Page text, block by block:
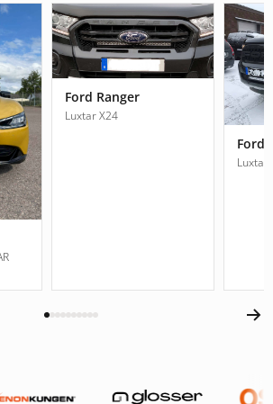
Ford Ranger
Luxtar X24
Ford
Luxtar